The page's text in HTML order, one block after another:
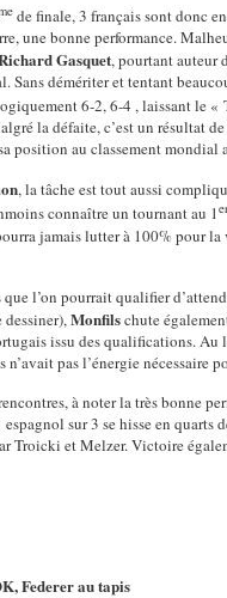
de finale, 3 français sont donc
une bonne performance.
Gasquet, pourtant auteur
Sans démériter et tentant
6-2, 6-4 , laissant le «
la défaite, c’est un résultat
position au classement mondial
, la tâche est tout aussi
connaître un tournant au 1
jamais lutter à 100% pour
pourrait qualifier
dessiner),Monfilschute
issu des qualifications.
pas l’énergie nécessaire
à noter la très bonne
sur 3 se hisse en
Troicki et Melzer. Victoire
Federer au tapis